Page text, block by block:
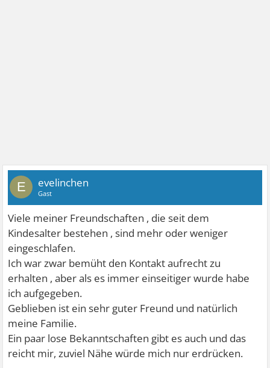
E evelinchen
Gast
Viele meiner Freundschaften , die seit dem
Kindesalter bestehen , sind mehr oder weniger
eingeschlafen.
Ich war zwar bemüht den Kontakt aufrecht zu
erhalten , aber als es immer einseitiger wurde habe
ich aufgegeben.
Geblieben ist ein sehr guter Freund und natürlich
meine Familie.
Ein paar lose Bekanntschaften gibt es auch und das
reicht mir, zuviel Nähe würde mich nur erdrücken.